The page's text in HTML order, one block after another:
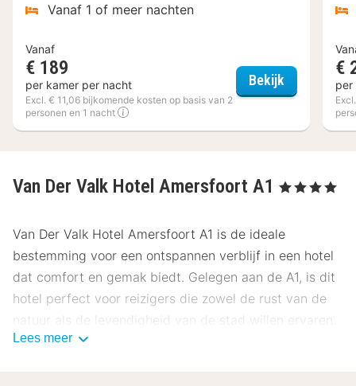
Vanaf 1 of meer nachten
Vanaf
€ 189
per kamer per nacht
Excl. € 11,06 bijkomende kosten op basis van 2
personen en 1 nacht
Bekijk Mercure
€
per
Van Der Valk Hotel Amersfoort A1 , 4 Sterren
Van Der Valk Hotel Amersfoort A1 is de ideale
bestemming voor een ontspannen verblijf in een hotel
dat comfort en gemak biedt. Gelegen aan de A1, is dit
hotel perfect voor reizigers die zowel de rust van de
natuur als de levendigheid van de stad willen ervaren.
Lees meer